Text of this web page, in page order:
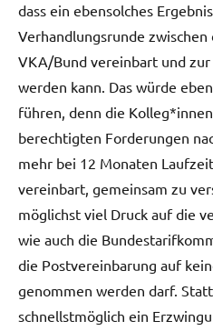
dass ein ebensolches
Verhandlungsrunde
VKA/Bund vereinbart und
werden kann. Das würde
führen, denn die
berechtigten Forderungen
mehr bei 12 Monaten
vereinbart, gemeinsam zu
möglichst viel Druck auf die
wie auch die
die Postvereinbarung auf
genommen werden darf.
schnellstmöglich ein